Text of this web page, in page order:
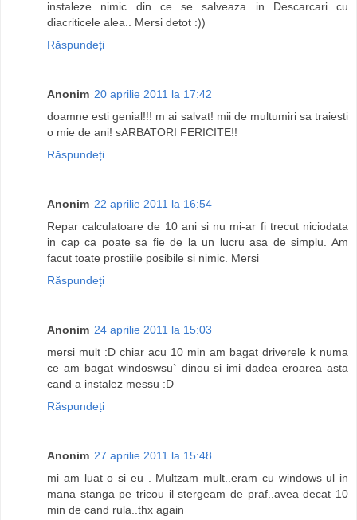
instaleze nimic din ce se salveaza in Descarcari cu
diacriticele alea.. Mersi detot :))
Răspundeți
Anonim 20 aprilie 2011 la 17:42
doamne esti genial!!! m ai salvat! mii de multumiri sa traiesti
o mie de ani! sARBATORI FERICITE!!
Răspundeți
Anonim 22 aprilie 2011 la 16:54
Repar calculatoare de 10 ani si nu mi-ar fi trecut niciodata
in cap ca poate sa fie de la un lucru asa de simplu. Am
facut toate prostiile posibile si nimic. Mersi
Răspundeți
Anonim 24 aprilie 2011 la 15:03
mersi mult :D chiar acu 10 min am bagat driverele k numa
ce am bagat windoswsu` dinou si imi dadea eroarea asta
cand a instalez messu :D
Răspundeți
Anonim 27 aprilie 2011 la 15:48
mi am luat o si eu . Multzam mult..eram cu windows ul in
mana stanga pe tricou il stergeam de praf..avea decat 10
min de cand rula..thx again